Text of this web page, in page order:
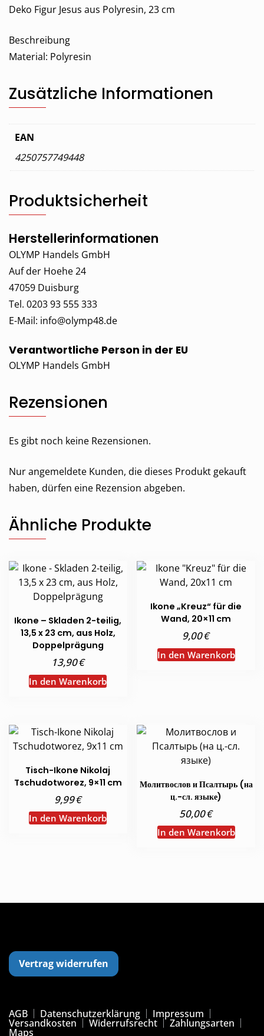
Deko Figur Jesus aus Polyresin, 23 cm
Beschreibung
Material: Polyresin
Zusätzliche Informationen
EAN
4250757749448
Produktsicherheit
Herstellerinformationen
OLYMP Handels GmbH
Auf der Hoehe 24
47059 Duisburg
Tel. 0203 93 555 333
E-Mail: info@olymp48.de
Verantwortliche Person in der EU
OLYMP Handels GmbH
Rezensionen
Es gibt noch keine Rezensionen.
Nur angemeldete Kunden, die dieses Produkt gekauft
haben, dürfen eine Rezension abgeben.
Ähnliche Produkte
Ikone – Skladen 2-teilig,
13,5 x 23 cm, aus Holz,
Doppelprägung
13,90€
In den Warenkorb
Ikone „Kreuz“ für die
Wand, 20×11 cm
9,00€
In den Warenkorb
Tisch-Ikone Nikolaj
Tschudotworez, 9×11 cm
9,99€
In den Warenkorb
Молитвослов и Псалтырь (на
ц.-сл. языке)
50,00€
In den Warenkorb
Vertrag widerrufen
AGB Datenschutzerklärung Impressum
Versandkosten Widerrufsrecht Zahlungsarten
Maps